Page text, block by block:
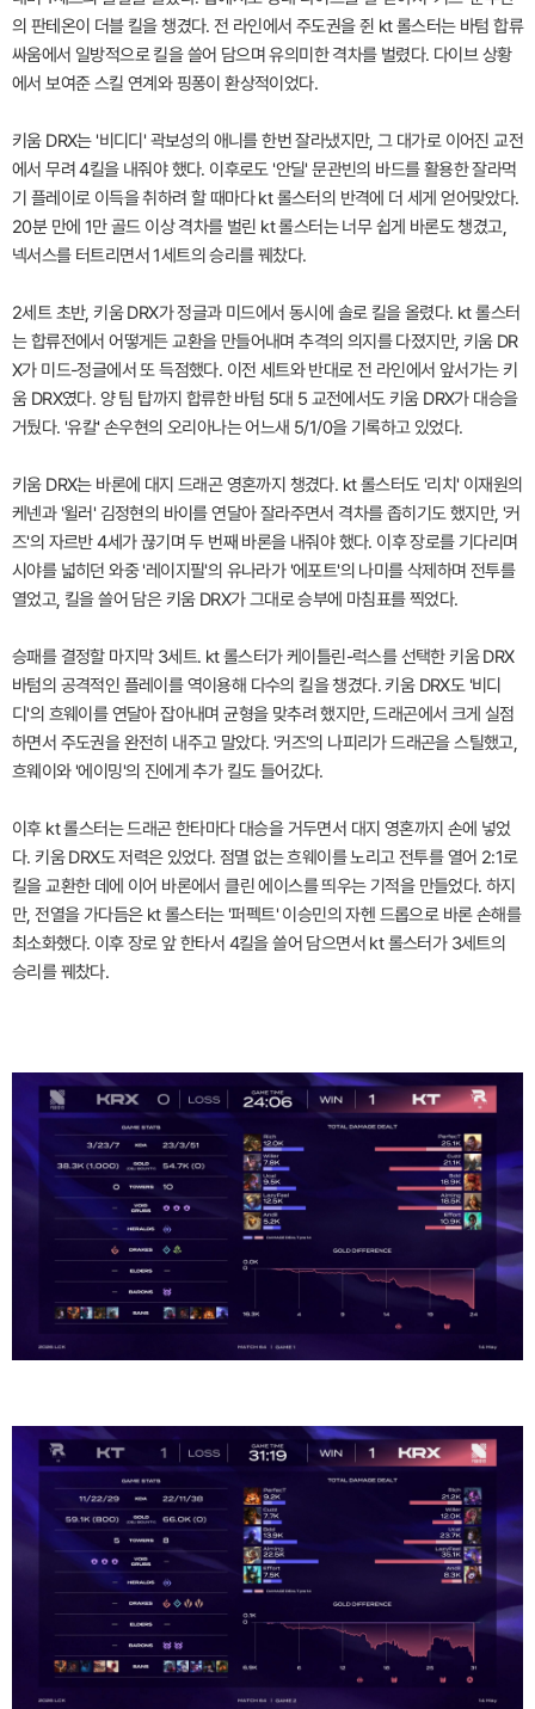
의 판테온이 더블 킬을 챙겼다. 전 라인에서 주도권을 쥔 kt 롤스터는 바텀 합류
싸움에서 일방적으로 킬을 쓸어 담으며 유의미한 격차를 벌렸다. 다이브 상황
에서 보여준 스킬 연계와 핑퐁이 환상적이었다.
키움 DRX는 '비디디' 곽보성의 애니를 한번 잘라냈지만, 그 대가로 이어진 교전
에서 무려 4킬을 내줘야 했다. 이후로도 '안딜' 문관빈의 바드를 활용한 잘라먹
기 플레이로 이득을 취하려 할 때마다 kt 롤스터의 반격에 더 세게 얻어맞았다.
20분 만에 1만 골드 이상 격차를 벌린 kt 롤스터는 너무 쉽게 바론도 챙겼고,
넥서스를 터트리면서 1세트의 승리를 꿰찼다.
2세트 초반, 키움 DRX가 정글과 미드에서 동시에 솔로 킬을 올렸다. kt 롤스터
는 합류전에서 어떻게든 교환을 만들어내며 추격의 의지를 다졌지만, 키움 DR
X가 미드-정글에서 또 득점했다. 이전 세트와 반대로 전 라인에서 앞서가는 키
움 DRX였다. 양 팀 탑까지 합류한 바텀 5대 5 교전에서도 키움 DRX가 대승을
거뒀다. '유칼' 손우현의 오리아나는 어느새 5/1/0을 기록하고 있었다.
키움 DRX는 바론에 대지 드래곤 영혼까지 챙겼다. kt 롤스터도 '리치' 이재원의
케넨과 '윌러' 김정현의 바이를 연달아 잘라주면서 격차를 좁히기도 했지만, '커
즈'의 자르반 4세가 끊기며 두 번째 바론을 내줘야 했다. 이후 장로를 기다리며
시야를 넓히던 와중 '레이지필'의 유나라가 '에포트'의 나미를 삭제하며 전투를
열었고, 킬을 쓸어 담은 키움 DRX가 그대로 승부에 마침표를 찍었다.
승패를 결정할 마지막 3세트. kt 롤스터가 케이틀린-럭스를 선택한 키움 DRX
바텀의 공격적인 플레이를 역이용해 다수의 킬을 챙겼다. 키움 DRX도 '비디
디'의 흐웨이를 연달아 잡아내며 균형을 맞추려 했지만, 드래곤에서 크게 실점
하면서 주도권을 완전히 내주고 말았다. '커즈'의 나피리가 드래곤을 스틸했고,
흐웨이와 '에이밍'의 진에게 추가 킬도 들어갔다.
이후 kt 롤스터는 드래곤 한타마다 대승을 거두면서 대지 영혼까지 손에 넣었
다. 키움 DRX도 저력은 있었다. 점멸 없는 흐웨이를 노리고 전투를 열어 2:1로
킬을 교환한 데에 이어 바론에서 클린 에이스를 띄우는 기적을 만들었다. 하지
만, 전열을 가다듬은 kt 롤스터는 '퍼펙트' 이승민의 자헨 드롭으로 바론 손해를
최소화했다. 이후 장로 앞 한타서 4킬을 쓸어 담으면서 kt 롤스터가 3세트의
승리를 꿰찼다.